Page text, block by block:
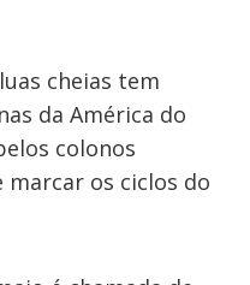
cheias tem
da América do
colonos
os ciclos do